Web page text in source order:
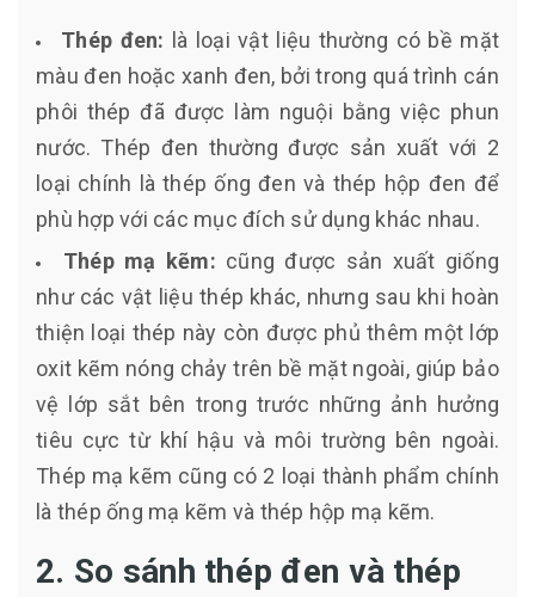
Thép đen: là loại vật liệu thường có bề mặt
màu đen hoặc xanh đen, bởi trong quá trình cán
phôi thép đã được làm nguội bằng việc phun
nước. Thép đen thường được sản xuất với 2
loại chính là thép ống đen và thép hộp đen để
phù hợp với các mục đích sử dụng khác nhau.
Thép mạ kẽm: cũng được sản xuất giống
như các vật liệu thép khác, nhưng sau khi hoàn
thiện loại thép này còn được phủ thêm một lớp
oxit kẽm nóng chảy trên bề mặt ngoài, giúp bảo
vệ lớp sắt bên trong trước những ảnh hưởng
tiêu cực từ khí hậu và môi trường bên ngoài.
Thép mạ kẽm cũng có 2 loại thành phẩm chính
là thép ống mạ kẽm và thép hộp mạ kẽm.
2. So sánh thép đen và thép